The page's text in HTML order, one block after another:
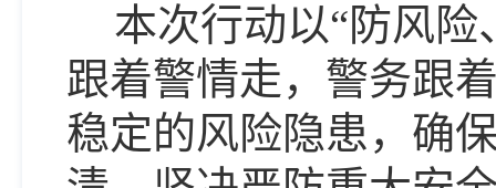
本次行动以“防风险
跟着警情走，警务跟
稳定的风险隐患，确